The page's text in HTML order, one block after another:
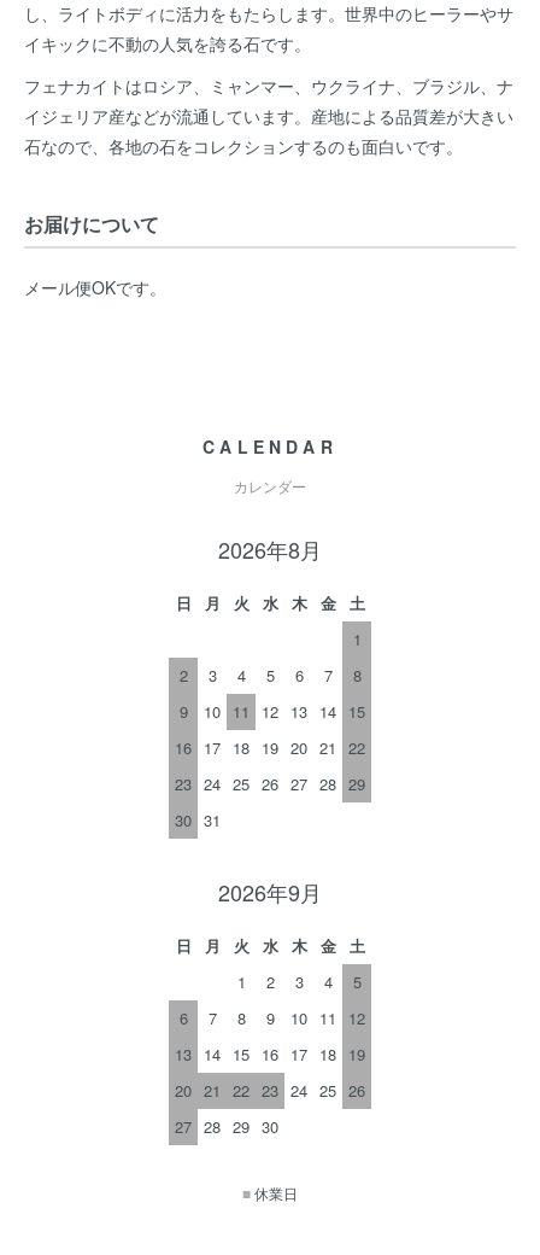
し、ライトボディに活力をもたらします。世界中のヒーラーやサ
イキックに不動の人気を誇る石です。
フェナカイトはロシア、ミャンマー、ウクライナ、ブラジル、ナ
イジェリア産などが流通しています。産地による品質差が大きい
石なので、各地の石をコレクションするのも面白いです。
お届けについて
メール便OKです。
CALENDAR
カレンダー
2026年8月
日 月 火 水 木 金
土
1
2
3 4 5 6 7
8
9
10 11 12 13 14 15
16 17 18 19 20 21
22
23 24 25 26 27 28 29
30 31
2026年9月
日 月 火 水 木 金
土
1
2 3 4
5
6
7 8 9 10 11
12
13 14 15 16 17 18 19
20 21 22 23 24 25 26
27 28 29 30
■休業日